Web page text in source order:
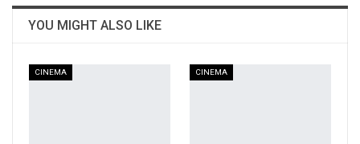
YOU MIGHT ALSO LIKE
CINEMA CINEMA